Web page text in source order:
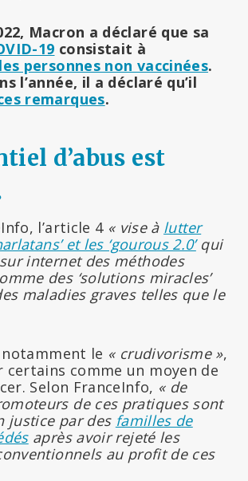
Macron a déclaré que sa
19 consistait à
personnes non vaccinées.
l’année, il a déclaré qu’il
remarques.
d’abus est
l’article 4 « vise à lutter
et les ‘gourous 2.0’qui
internet des méthodes
des ‘solutions miracles’
maladies graves telles que le
notamment le « crudivorisme »,
certains comme un moyen de
Selon FranceInfo, « de
de ces pratiques sont
justice par des familles de
après avoir rejeté les
au profit de ces